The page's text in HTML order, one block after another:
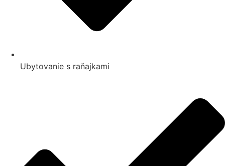
Ubytovanie s raňajkami